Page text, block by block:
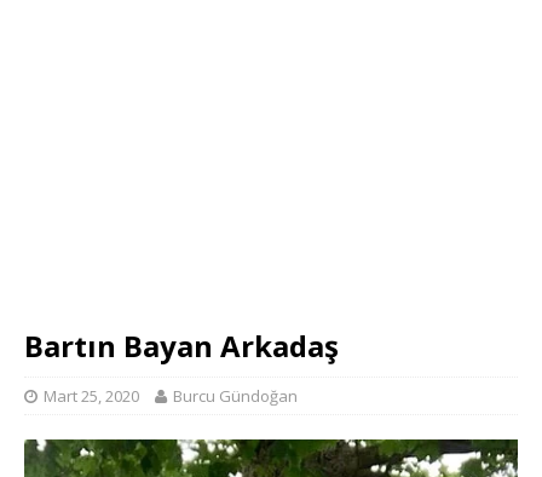
Bartın Bayan Arkadaş
Mart 25, 2020 Burcu Gündoğan